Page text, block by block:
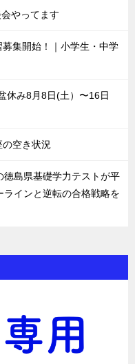
やってます
集開始！｜小学生・中学
休み8月8日(土）〜16日
空き状況
徳島県基礎学力テストが平
インと逆転の合格戦略を